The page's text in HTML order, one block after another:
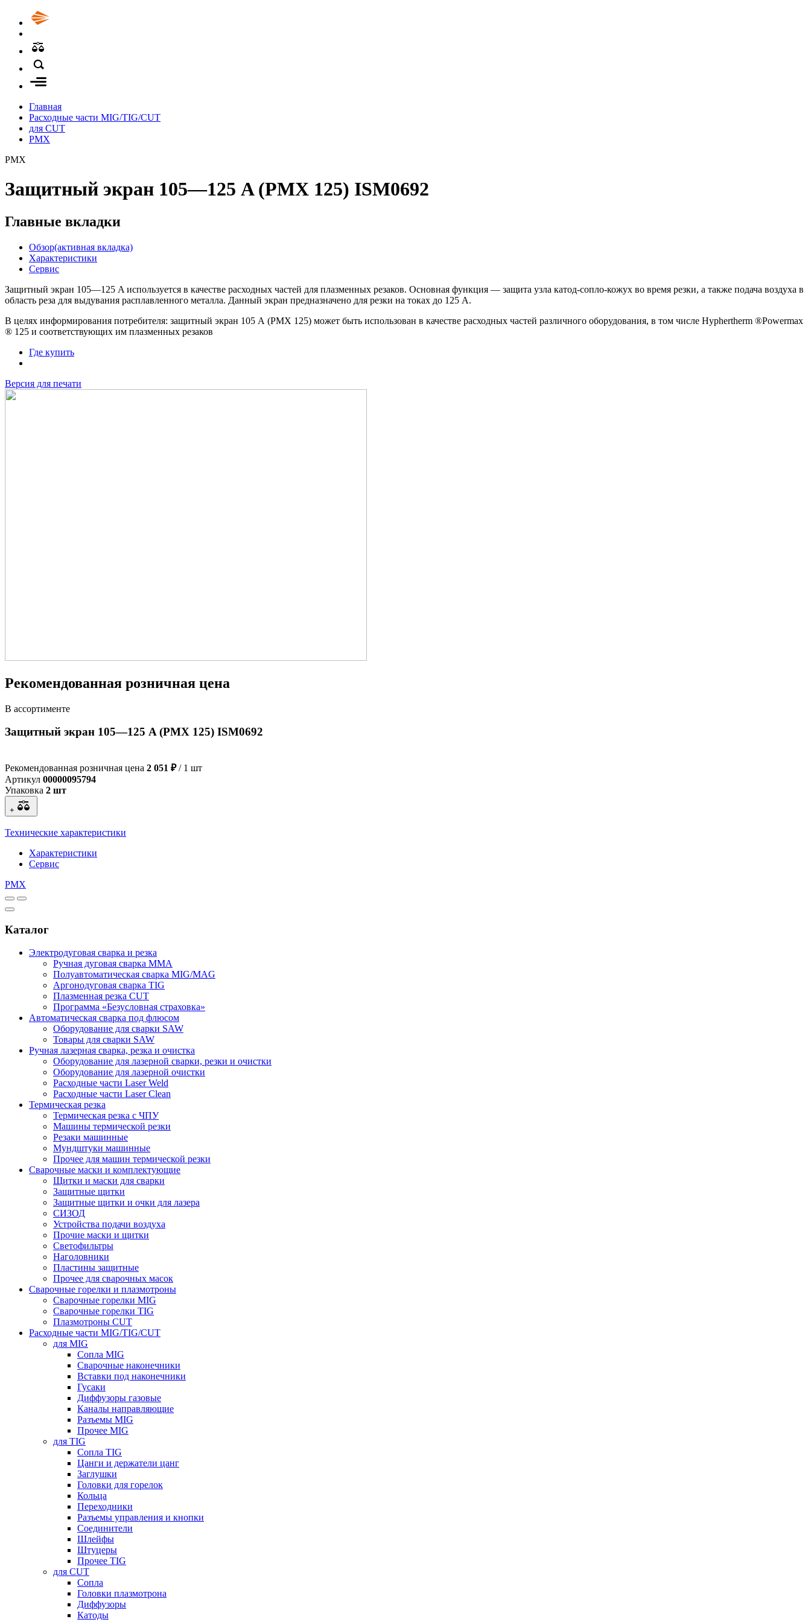
Главная
Расходные части MIG/TIG/CUT
для CUT
PMX
PMX
Защитный экран 105—125 A (PMX 125) ISM0692
Главные вкладки
Обзор(активная вкладка)
Характеристики
Сервис
Защитный экран 105—125 A используется в качестве расходных частей для плазменных резаков. Основная функция — защита узла катод-сопло-кожух во время резки, а также подача воздуха в
область реза для выдувания расплавленного металла. Данный экран предназначено для резки на токах до 125 А.
В целях информирования потребителя: защитный экран 105 А (PMX 125) может быть использован в качестве расходных частей различного оборудования, в том числе Hyphertherm ®Powermax
® 125 и соответствующих им плазменных резаков
Где купить
Версия для печати
Рекомендованная розничная цена
В ассортименте
Защитный экран 105—125 A (PMX 125) ISM0692
Рекомендованная розничная цена 2 051 ₽/ 1 шт
Артикул 00000095794
Упаковка 2 шт
+
Технические характеристики
Характеристики
Сервис
PMX
Каталог
Электродуговая сварка и резка
Ручная дуговая сварка MMA
Полуавтоматическая сварка MIG/MAG
Аргонодуговая сварка TIG
Плазменная резка CUT
Программа «Безусловная страховка»
Автоматическая сварка под флюсом
Оборудование для сварки SAW
Товары для сварки SAW
Ручная лазерная сварка, резка и очистка
Оборудование для лазерной сварки, резки и очистки
Оборудование для лазерной очистки
Расходные части Laser Weld
Расходные части Laser Clean
Термическая резка
Термическая резка с ЧПУ
Машины термической резки
Резаки машинные
Мундштуки машинные
Прочее для машин термической резки
Сварочные маски и комплектующие
Щитки и маски для сварки
Защитные щитки
Защитные щитки и очки для лазера
СИЗОД
Устройства подачи воздуха
Прочие маски и щитки
Светофильтры
Наголовники
Пластины защитные
Прочее для сварочных масок
Сварочные горелки и плазмотроны
Сварочные горелки MIG
Сварочные горелки TIG
Плазмотроны CUT
Расходные части MIG/TIG/CUT
для MIG
Сопла MIG
Сварочные наконечники
Вставки под наконечники
Гусаки
Диффузоры газовые
Каналы направляющие
Разъемы MIG
Прочее MIG
для TIG
Сопла TIG
Цанги и держатели цанг
Заглушки
Головки для горелок
Кольца
Переходники
Разъемы управления и кнопки
Соединители
Шлейфы
Штуцеры
Прочее TIG
для CUT
Сопла
Головки плазмотрона
Диффузоры
Катоды